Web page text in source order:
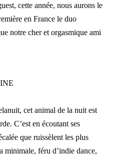
cette année, nous aurons le
en France le duo
notre cher et orgasmique ami
cet animal de la nuit est
C’est en écoutant ses
que ruissèlent les plus
minimale, féru d’indie dance,